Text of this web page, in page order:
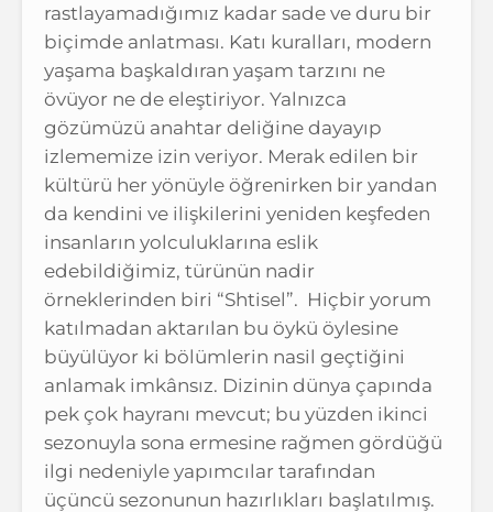
rastlayamadığımız kadar sade ve duru bir
biçimde anlatması. Katı kuralları, modern
yaşama başkaldıran yaşam tarzını ne
övüyor ne de eleştiriyor. Yalnızca
gözümüzü anahtar deliğine dayayıp
izlememize izin veriyor. Merak edilen bir
kültürü her yönüyle öğrenirken bir yandan
da kendini ve ilişkilerini yeniden keşfeden
insanların yolculuklarına eslik
edebildiğimiz, türünün nadir
örneklerinden biri “Shtisel”. Hiçbir yorum
katılmadan aktarılan bu öykü öylesine
büyülüyor ki bölümlerin nasil geçtiğini
anlamak imkânsız. Dizinin dünya çapında
pek çok hayranı mevcut; bu yüzden ikinci
sezonuyla sona ermesine rağmen gördüğü
ilgi nedeniyle yapımcılar tarafından
üçüncü sezonunun hazırlıkları başlatılmış.